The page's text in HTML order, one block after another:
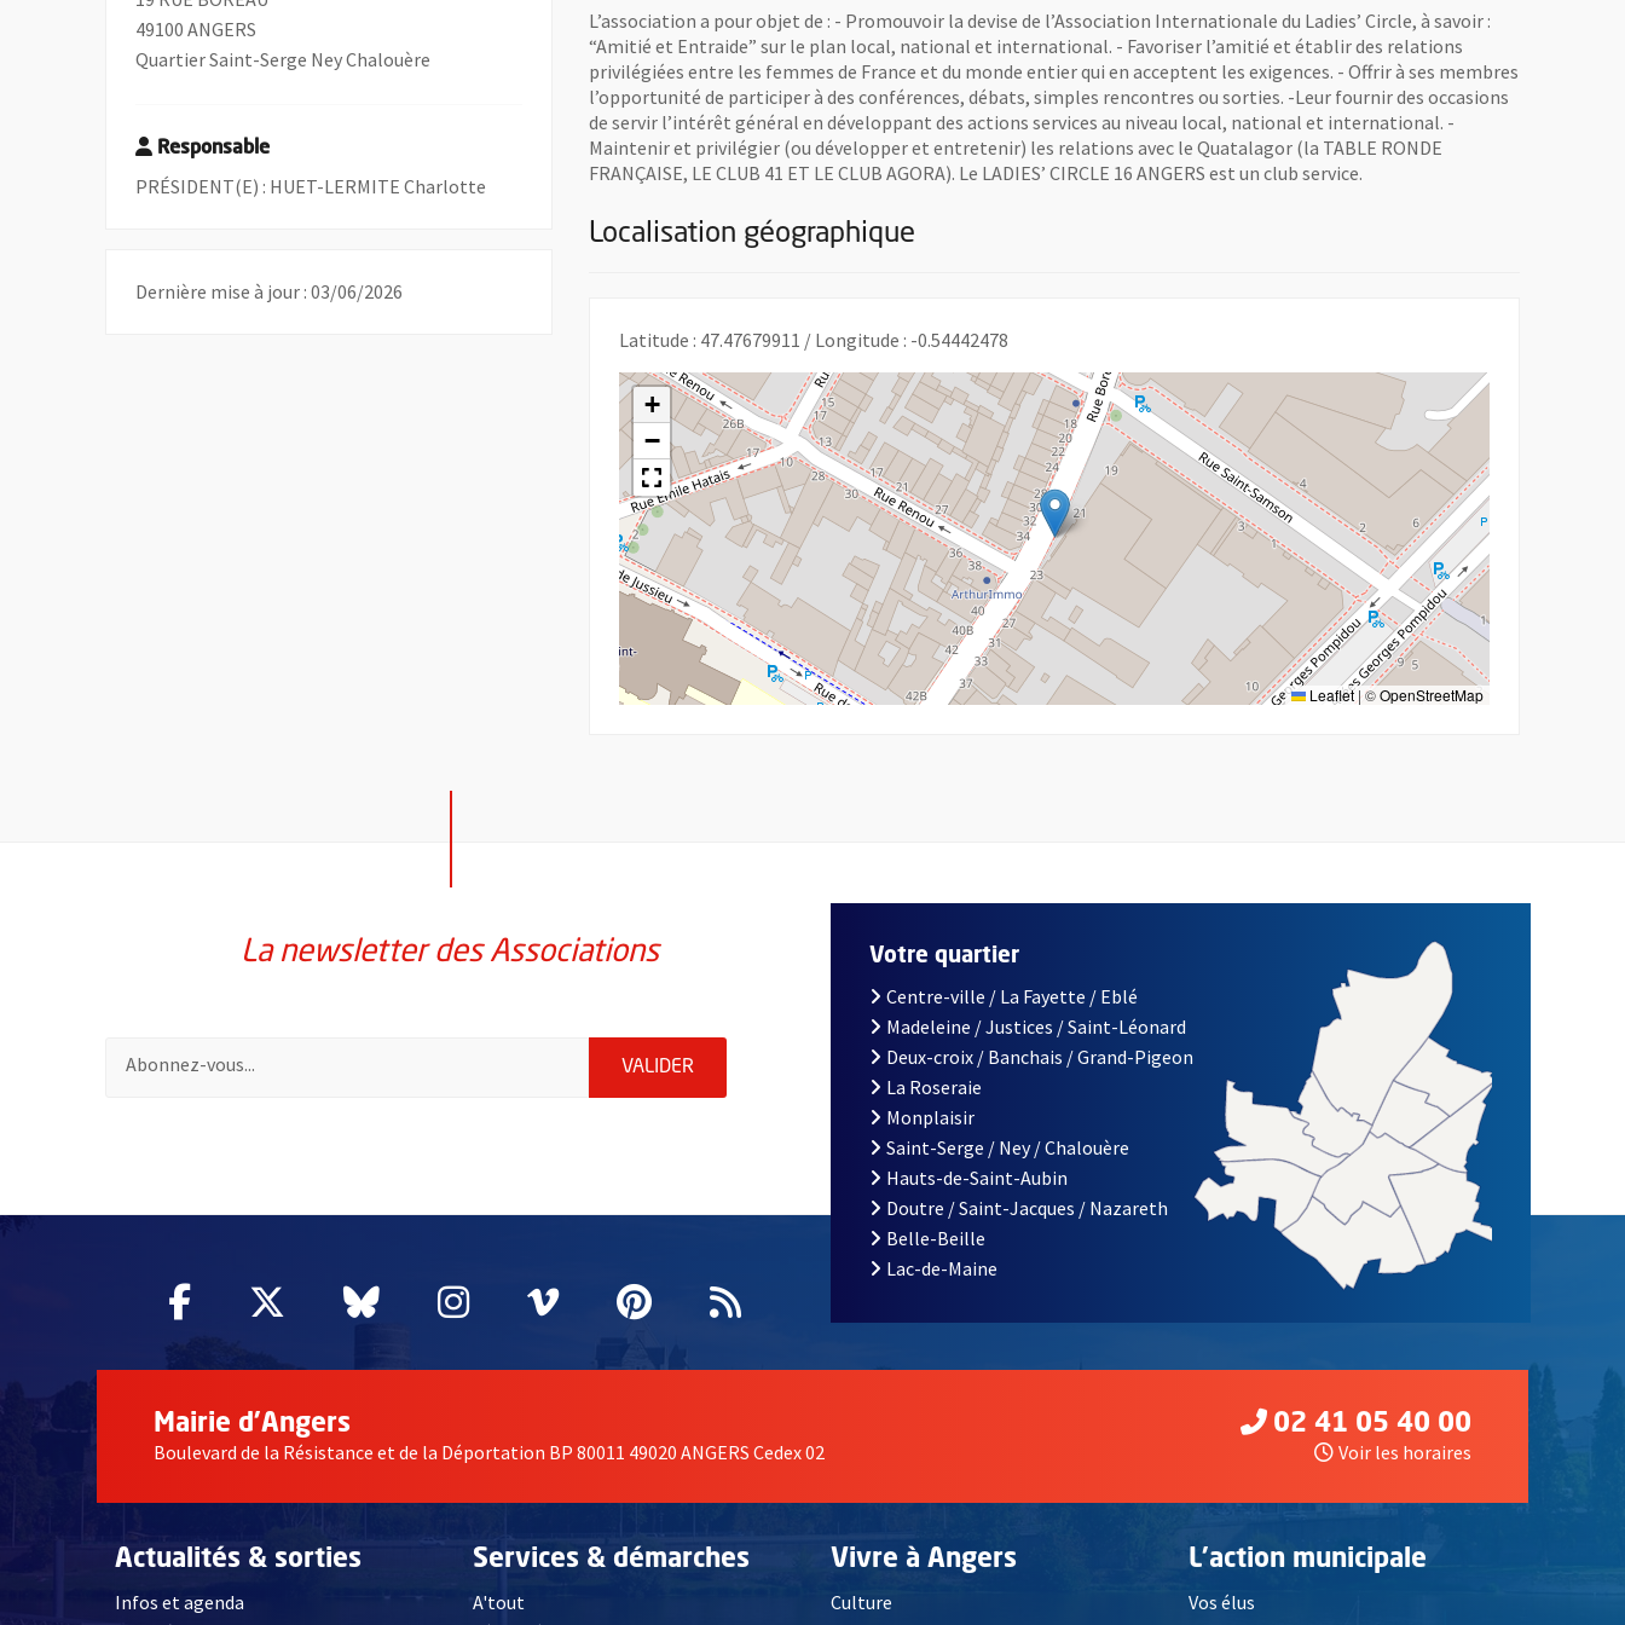
L’association a pour objet de : - Promouvoir la devise de l’Association Internationale du Ladies’ Circle, à savoir :
“Amitié et Entraide” sur le plan local, national et international. - Favoriser l’amitié et établir des relations
privilégiées entre les femmes de France et du monde entier qui en acceptent les exigences. - Offrir à ses membres
l’opportunité de participer à des conférences, débats, simples rencontres ou sorties. -Leur fournir des occasions
de servir l’intérêt général en développant des actions services au niveau local, national et international. -
Maintenir et privilégier (ou développer et entretenir) les relations avec le Quatalagor (la TABLE RONDE
FRANÇAISE, LE CLUB 41 ET LE CLUB AGORA). Le LADIES’ CIRCLE 16 ANGERS est un club service.
Localisation géographique
Latitude : 47.47679911 / Longitude : -0.54442478
+
−
Leaflet | ©OpenStreetMap
49100 ANGERS
Quartier Saint-Serge Ney Chalouère
Responsable
PRÉSIDENT(E) : HUET-LERMITE Charlotte
Dernière mise à jour : 03/06/2026
La newsletter des Associations
Pour vous inscrire à la lettre d'information des associations de la ville d'Angers, indiquez votre email (champ obligatoire)
VALIDER ENVOYER MA DEMANDE D'INSCRIPTION À LA LETTRE D'INFORMATION DES ASSOCIATIONS DE LA VILLE
Facebook
, Ouvre une nouvelle fenêtre
Twitter
, Ouvre une nouvelle fenêtre
Bluesky
, Ouvre une nouvelle fenêtre
Instagram
, Ouvre une nouvelle fenêtre
Vimeo
, Ouvre une nouvelle fenêtre
Pinterest
, Ouvre une nouvelle fenêtre
Flux RSS
Votre quartier
Centre-ville / La Fayette / Eblé
Madeleine / Justices / Saint-Léonard
Deux-croix / Banchais / Grand-Pigeon
La Roseraie
Monplaisir
Saint-Serge / Ney / Chalouère
Hauts-de-Saint-Aubin
Doutre / Saint-Jacques / Nazareth
Belle-Beille
Lac-de-Maine
Mairie d'Angers
Boulevard de la Résistance et de la Déportation BP 80011 49020 ANGERS Cedex 02
02 41 05 40 00
Voir les horaires
Actualités & sorties
Infos et agenda
Services & démarches
A'tout
Vivre à Angers
Culture
L'action municipale
Vos élus